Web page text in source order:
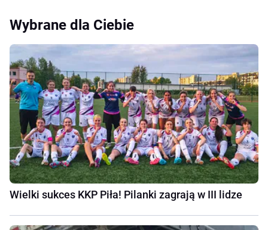
Wybrane dla Ciebie
Wielki sukces KKP Piła! Pilanki zagrają w III lidze